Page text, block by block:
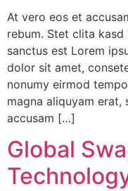
At vero eos et
rebum. Stet clita
sanctus est Lorem
dolor sit amet,
nonumy eirmod
magna aliquyam
accusam […]
Global